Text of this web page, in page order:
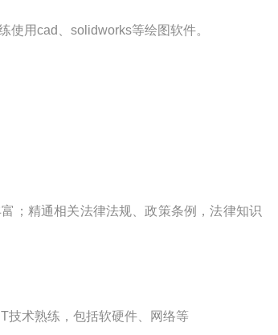
使用cad、solidworks等绘图软件。
；精通相关法律法规、政策条例，法律知识
技术熟练，包括软硬件、网络等